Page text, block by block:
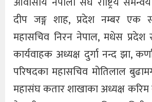
दीप जङ्ग शाह, प्रदेश नम्बर एक
महासचिव निरन नेपाल, मधेस प्रदेश
कार्यवाहक अध्यक्ष दुर्गा नन्द झा,
परिषदका महासचिव मोतिलाल
महासंघ कतार शाखाका अध्यक्ष करिम